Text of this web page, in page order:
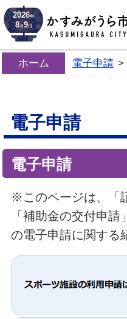
2026年
8月9日
ホーム 電子申請 >
電子申請
電子申請
※このページは、「
「補助金の交付申
の電子申請に関する